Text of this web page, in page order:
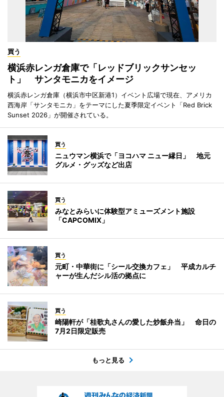
買う
横浜赤レンガ倉庫で「レッドブリックサンセッ
ト」 サンタモニカをイメージ
横浜赤レンガ倉庫（横浜市中区新港1）イベント広場で現在、アメリカ
西海岸「サンタモニカ」をテーマにした夏季限定イベント「Red Brick
Sunset 2026」が開催されている。
買う
ニュウマン横浜で「ヨコハマ ニュー縁日」 地元
グルメ・グッズなど出店
買う
みなとみらいに体験型アミューズメント施設
「CAPCOMIX」
買う
元町・中華街に「シール交換カフェ」 平成カルチ
ャーが生んだシル活の拠点に
買う
崎陽軒が「桂歌丸さんの愛した炒飯弁当」 命日の
7月2日限定販売
もっと見る